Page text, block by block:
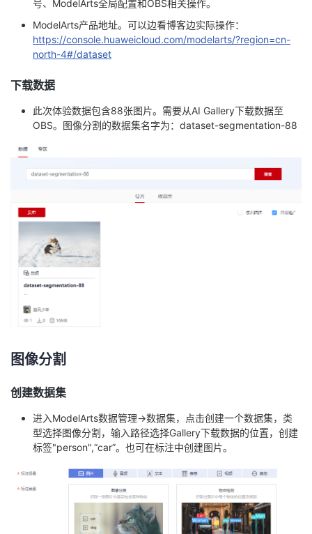
动
关
注
的
我
的
我
证
实
的
藏
我
的
技
持
我
的
建
议
号、ModelArts全局配置和OBS相关操作。
ModelArts产品地址。可以边看博客边实际操作：
https://console.huaweicloud.com/modelarts/?region=cn-
north-4#/dataset
下载数据
此次体验数据包含88张图片。需要从AI Gallery下载数据至
OBS。图像分割的数据集名字为：dataset-segmentation-88
图像分割
创建数据集
进入ModelArts数据管理->数据集，点击创建一个数据集，类
型选择图像分割，输入路径选择Gallery下载数据的位置，创建
标签"person",“car”。也可在标注中创建图片。